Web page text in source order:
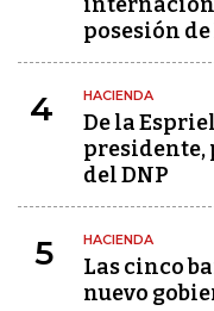
posesión
4 HACIENDA
De la
presidente,
del DNP
5 HACIENDA
Las cinco
nuevo